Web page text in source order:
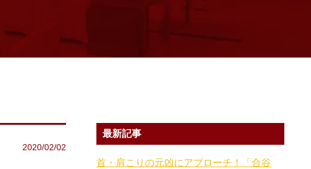
2020/02/02
最新記事
首・肩こりの元凶にアプローチ！「合谷